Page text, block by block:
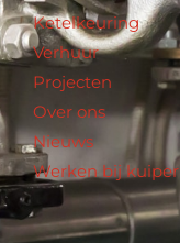
Ketelkeuring
Verhuur
Projecten
Over ons
Nieuws
Werken bij kuiper